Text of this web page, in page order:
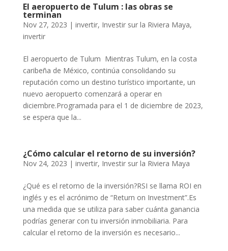
El aeropuerto de Tulum : las obras se
terminan
Nov 27, 2023 | invertir, Investir sur la Riviera Maya,
invertir
El aeropuerto de Tulum Mientras Tulum, en la costa
caribeña de México, continúa consolidando su
reputación como un destino turístico importante, un
nuevo aeropuerto comenzará a operar en
diciembre.Programada para el 1 de diciembre de 2023,
se espera que la...
¿Cómo calcular el retorno de su inversión?
Nov 24, 2023 | invertir, Investir sur la Riviera Maya
¿Qué es el retorno de la inversión?RSI se llama ROI en
inglés y es el acrónimo de “Return on Investment”.Es
una medida que se utiliza para saber cuánta ganancia
podrías generar con tu inversión inmobiliaria. Para
calcular el retorno de la inversión es necesario...